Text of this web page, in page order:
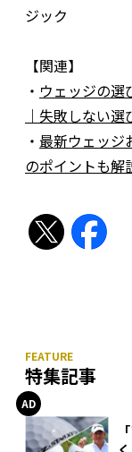
ジック
【関連】
・ ウェッジの選
｜失敗しない選
・ 最新ウェッジ
のポイントも解
特集記事